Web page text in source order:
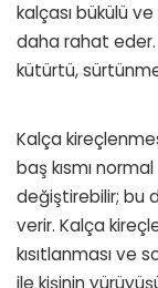
kalçası bükülü
daha rahat eder.
kütürtü,
Kalça
baş kısmı
değiştirebilir; bu
verir. Kalça
kısıtlanması ve
ile kişinin